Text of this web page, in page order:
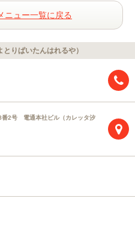
ュー一覧に戻る
りぱいたんはれるや）
番2号 電通本社ビル（カレッタ汐